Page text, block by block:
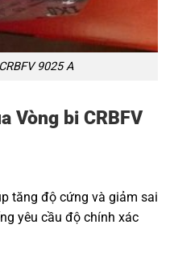
9025 A
Vòng bi CRBFV
tăng độ cứng và giảm sai
yêu cầu độ chính xác